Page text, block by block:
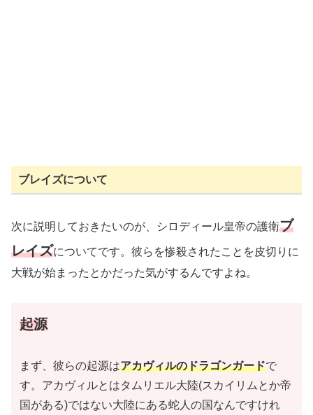
ブレイズについて
次に説明しておきたいのが、シロディール皇帝の護衛ブ
レイズについてです。彼らを惨殺されたことを皮切りに
大戦が始まったとかだった気がするんですよね。
起源
まず、彼らの起源はアカヴィルのドラゴンガードで
す。アカヴィルとはタムリエル大陸(スカイリムとか帝
国がある)ではない大陸にある蛇人の国なんですけれ